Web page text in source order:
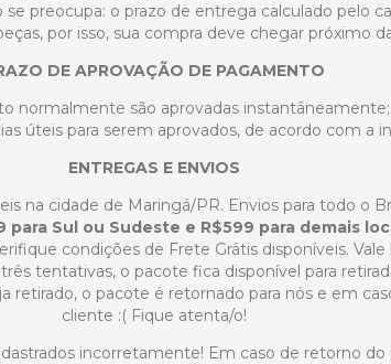
se preocupa: o prazo de entrega calculado pelo
por isso, sua compra deve chegar próximo
DE APROVAÇÃO DE PAGAMENTO
normalmente são aprovadas
úteis para serem aprovados, de acordo com a
ENTREGAS E ENVIOS
na cidade de Maringá/PR. Envios para todo o
Sul ou Sudeste e R$599 para demais
condições de Frete Grátis disponíveis.
tentativas, o pacote fica disponível para
retirado, o pacote é retornado para nós e em
cliente :( Fique atenta/o!
incorretamente! Em caso de retorno